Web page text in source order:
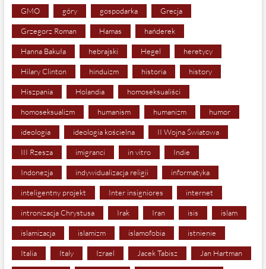
GMO góry gospodarka Grecja
Grzegorz Roman Hamas hańderek
Hanna Bakuła hebrajski Hegel heretycy
Hilary Clinton hinduizm historia history
Hiszpania Holandia homoseksualiści
homoseksualizm humanism humanizm humor
ideologia ideologia kościelna II Wojna Światowa
III Rzesza imigranci in vitro Indie
Indonezja indywidualizacja religii informatyka
inteligentny projekt Inter insigniores internet
intronizacja Chrystusa Irak Iran isis islam
islamizacja islamizm islamofobia istnienie
Italia Italy Izrael Jacek Tabisz Jan Hartman